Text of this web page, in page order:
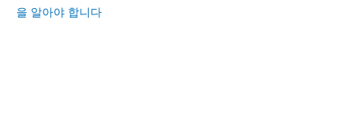
을 알아야 합니다